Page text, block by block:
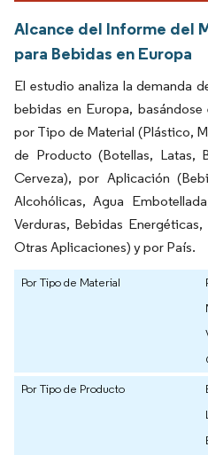
Alcance del Informe del
para Bebidas en Europa
El estudio analiza la demanda
bebidas en Europa,
por Tipo de Material (Plástico,
de Producto (Botellas, Latas,
Cerveza), por Aplicación
Alcohólicas, Agua
Verduras, Bebidas
Otras Aplicaciones) y por País.
Por Tipo de Material
Por Tipo de Producto